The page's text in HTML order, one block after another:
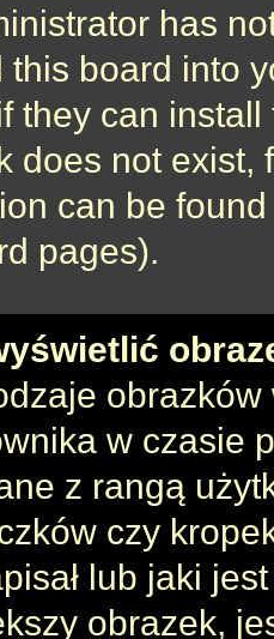
has
this board into
they can
does not exist,
can be
pages).
w czasie
z rangą
czy
lub jaki
obrazek,